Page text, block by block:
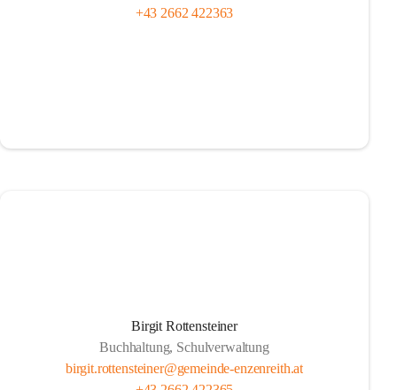
+43 2662 422363
Birgit Rottensteiner
Buchhaltung, Schulverwaltung
birgit.rottensteiner@gemeinde-enzenreith.at